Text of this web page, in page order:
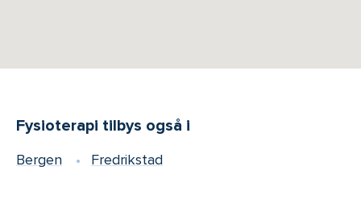
Fysioterapi tilbys også i
Bergen Fredrikstad